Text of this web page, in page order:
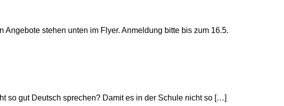
stehen unten im Flyer. Anmeldung bitte bis zum 16.5.
so gut Deutsch sprechen? Damit es in der Schule nicht so […]